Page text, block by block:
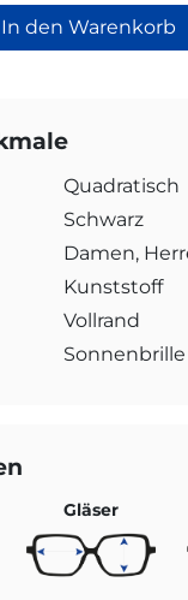
In den Warenkorb
Quadratisch
Schwarz
Damen,
Kunststoff
Vollrand
Sonnenbrille
Gläser